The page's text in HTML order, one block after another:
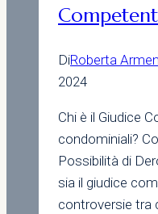
DiRoberta
2024
Chi è il Giudice
condominiali?
Possibilità di
sia il giudice
controversie tra